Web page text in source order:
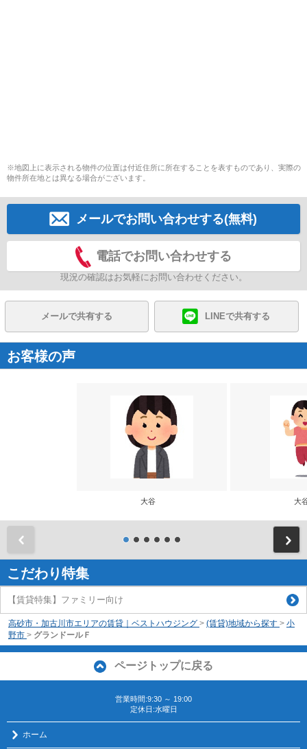
※地図上に表示される物件の位置は付近住所に所在することを表すものであり、実際の
物件所在地とは異なる場合がございます。
メールでお問い合わせする(無料)
電話でお問い合わせする
現況の確認はお気軽にお問い合わせください。
メールで共有する LINEで共有する
お客様の声
大谷 大
こだわり特集
【賃貸特集】ファミリー向け
高砂市・加古川市エリアの賃貸｜ベストハウジング > (賃貸)地域から探す > 小
野市 > グランドールＦ
ページトップに戻る
営業時間:9:30 ～ 19:00
定休日:水曜日
ホーム